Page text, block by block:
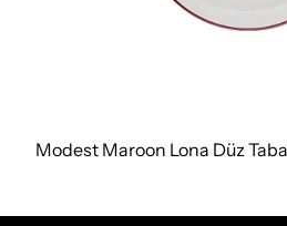
Modest Maroon Lona Düz